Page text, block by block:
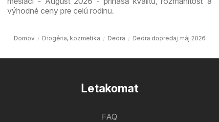
výhodné ceny pre celú rodinu.
Domov Drogéria, kozmetika Dedra Dedra dopredaj máj 2026
Letakomat
FAQ